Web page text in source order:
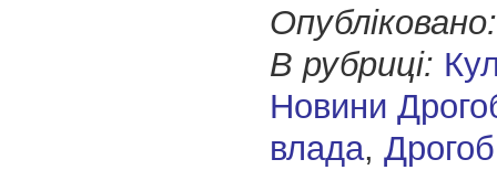
Опубліковано:
В рубриці:
Новини
влада,